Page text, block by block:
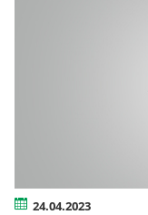
24.04.2023